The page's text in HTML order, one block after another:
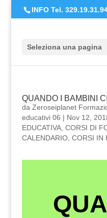
INFO Tel.
Seleziona una pagina
QUANDO I BAMBINI
da Zeroseiplanet
educativi 06 | Nov 12,
EDUCATIVA, CORSI DI
CALENDARIO, CORSI IN